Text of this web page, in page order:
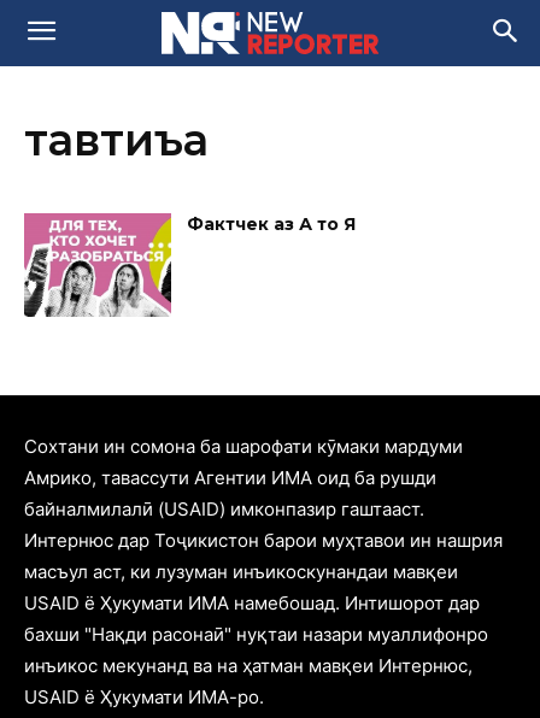
тавтиъа
Фактчек аз А то Я
Cохтани ин сомона ба шарофати кӯмаки мардуми
Амрико, тавассути Агентии ИМА оид ба рушди
байналмилалӣ (USAID) имконпазир гаштааст.
Интернюс дар Тоҷикистон барои муҳтавои ин нашрия
масъул аст, ки лузуман инъикоскунандаи мавқеи
USAID ё Ҳукумати ИМА намебошад. Интишорот дар
бахши "Нақди расонаӣ" нуқтаи назари муаллифонро
инъикос мекунанд ва на ҳатман мавқеи Интернюс,
USAID ё Ҳукумати ИМА-ро.